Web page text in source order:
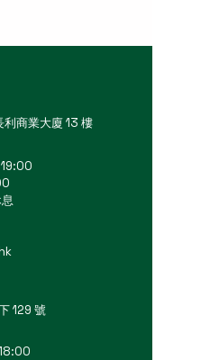
利商業大廈 13 樓
129 號